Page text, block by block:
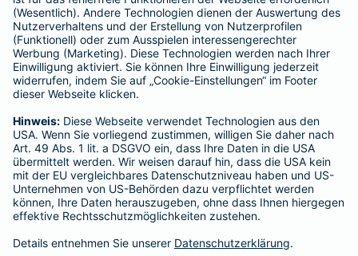
Schlichtungsstellen
Für Lebens- und Sachversicherungen:
Verein Versicherungsombudsmann eV,
Postfach 080632, 10006 Berlin
Für private Krankenversicherungen:
Ombudsmann für private Kranken- / Pflege-Versicherungen,
Postfach 060222, 10052 Berlin
Impressum
Barmenia Versicherung - Birgit Korst
Petschwiesen 13
Tel. 06386 9980789